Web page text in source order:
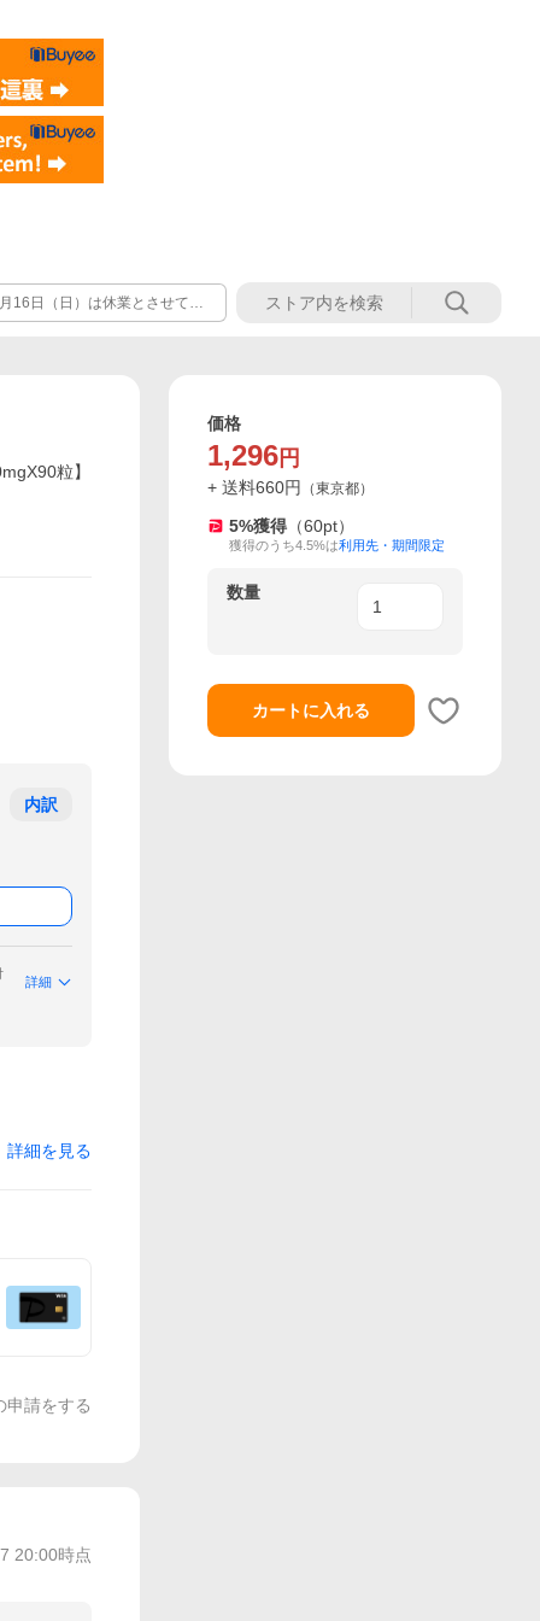
日（日）は休業とさせてい
せにつきましては、2026年8
粒】
内訳
詳細
詳細を見る
申請をする
20:00時点
価格
1,296 円
+ 送料660円 （東京都）
5%獲得 （60pt）
獲得のうち4.5%は利用先・期間限定
数量
カートに入れる